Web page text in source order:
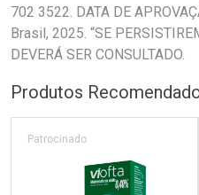
702 3522. DATA DE
Brasil, 2025. “SE
DEVERÁ SER CONSULTADO.
Produtos
Patrocinado